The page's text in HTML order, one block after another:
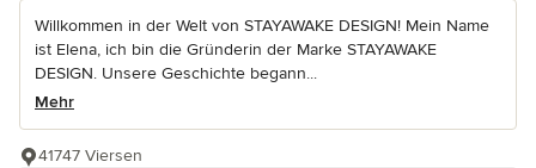
Willkommen in der Welt von STAYAWAKE DESIGN! Mein Name
ist Elena, ich bin die Gründerin der Marke STAYAWAKE
DESIGN. Unsere Geschichte begann...
Mehr
41747 Viersen